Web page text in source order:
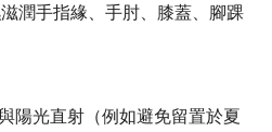
潤手指緣、手肘、膝蓋、腳踝
陽光直射 （例如避免留置於夏